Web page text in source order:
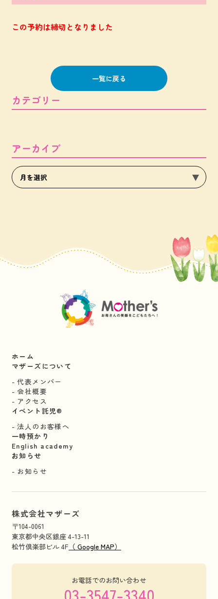
この予約は締切となりました
一覧に戻る
カテゴリー
アーカイブ
ホーム
マザーズについて
代表メンバー
会社概要
アクセス
イベント託児®︎
法人のお客様へ
一時預かり
English academy
お知らせ
お知らせ
株式会社マザーズ
〒104-0061
東京都中央区銀座 4-13-11
松竹倶楽部ビル 4F （ Google MAP）
お電話でのお問い合わせ